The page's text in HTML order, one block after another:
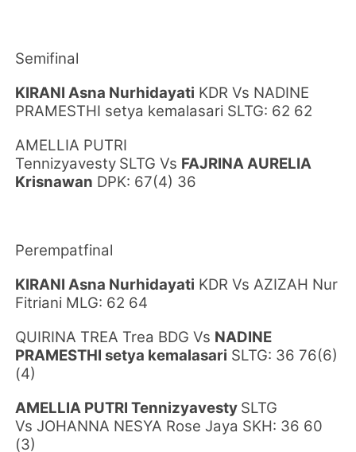
Semifinal
KIRANI Asna Nurhidayati KDRVs NADINE
PRAMESTHI setya kemalasari SLTG: 62 62
AMELLIA PUTRI
Tennizyavesty SLTGVs FAJRINA AURELIA
Krisnawan DPK: 67(4) 36
Perempatfinal
KIRANI Asna Nurhidayati KDR VsAZIZAH Nur
Fitriani MLG: 62 64
QUIRINA TREA Trea BDG Vs NADINE
PRAMESTHIsetya kemalasari SLTG: 36 76(6)
(4)
AMELLIA PUTRI Tennizyavesty SLTG
Vs JOHANNA NESYA Rose Jaya SKH: 36 60
(3)